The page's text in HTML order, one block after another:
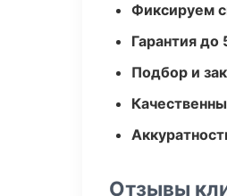
Фиксируем
Гарантия до
Подбор и
Отзывы